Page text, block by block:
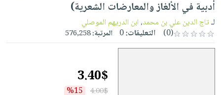
جوائز
شحن
مخفض
عروض
صدر
حديثاً
الأكثر
مبيعاً
صوتية
الصفحة
الرئيسية
أطفال
أدبية في الألغاز والمعارضات الشعرية)
لـتاج الدين علي بن محمد، ابن الدريهم الموصلي
(0)
التعليقات:0 المرتبة:576,258
3.40$
4.00$
%15